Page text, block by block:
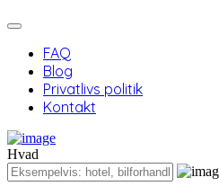
FAQ
Blog
Privatlivs politik
Kontakt
Hvad